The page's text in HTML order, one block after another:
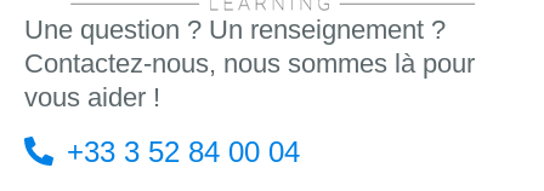
Une question ? Un renseignement ?
Contactez-nous, nous sommes là pour
vous aider !
+33 3 52 84 00 04